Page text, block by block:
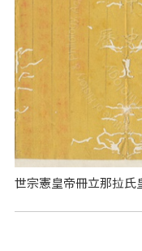
世宗憲皇帝冊立那拉氏